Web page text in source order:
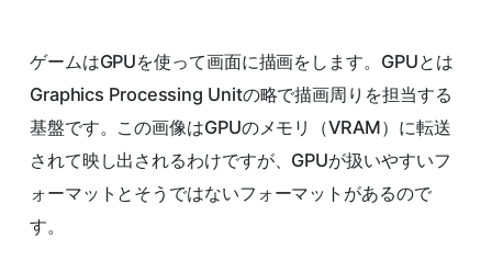
ゲームはGPUを使って画面に描画をします。GPUとは
Graphics Processing Unitの略で描画周りを担当する
基盤です。この画像はGPUのメモリ（VRAM）に転送
されて映し出されるわけですが、GPUが扱いやすいフ
ォーマットとそうではないフォーマットがあるので
す。